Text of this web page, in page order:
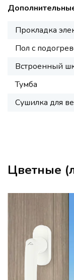
Прокладка
Пол с
Встроенный
Тумба
Сушилка для
Цветные